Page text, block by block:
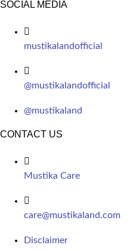
SOCIAL MEDIA
mustikalandofficial
@mustikalandofficial
@mustikaland
CONTACT US
Mustika Care
care@mustikaland.com
Disclaimer